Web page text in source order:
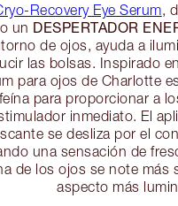
Recovery Eye Serum,
un DESPERTADOR
de ojos, ayuda a
las bolsas. Inspirado
para ojos de Charlotte
para proporcionar a
inmediato. El
se desliza por el
una sensación de
de los ojos se note más
aspecto más